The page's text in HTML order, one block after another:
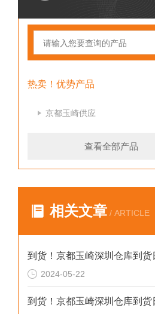
热卖！优势产品
京都玉崎供应
查看全部产品
相关文章 / ARTICLE
2024-05-22